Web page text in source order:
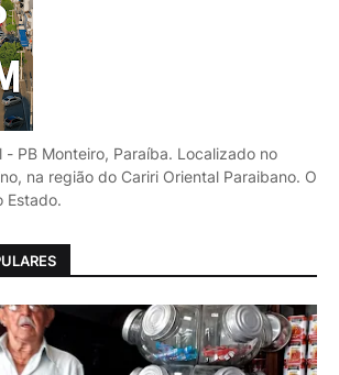
- PB Monteiro, Paraíba. Localizado no
na região do Cariri Oriental Paraibano. O
Estado.